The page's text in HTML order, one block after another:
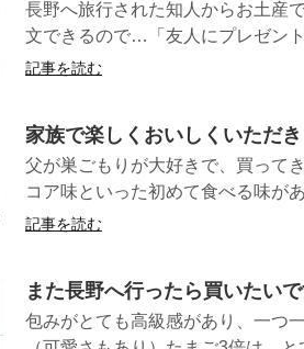
長野へ旅行された知人からお土産
文できるので…「友人にプレゼン
記事を読む
家族で楽しくおいしくいただき
父が巣ごもりが大好きで、買って
コア味といった初めて食べる味が
記事を読む
また長野へ行ったら買いたい
包みがとても高級感があり、一つ